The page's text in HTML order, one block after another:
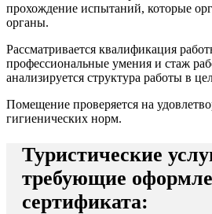
прохождение испытаний, которые
органы.
Рассматривается квалификация
профессиональные умения и стаж
анализируется структура работы в
Помещение проверяется на
гигиенических норм.
Туристические
требующие
сертификата: